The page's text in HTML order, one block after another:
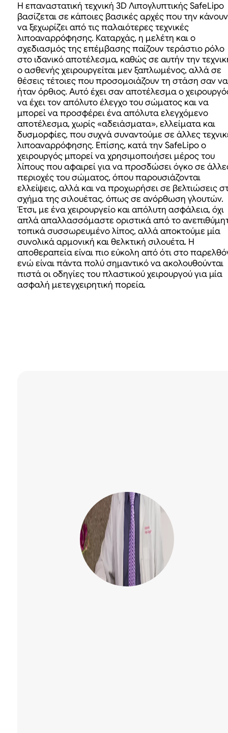
Η επαναστατική τεχνική 3D Λιπογλυπτικής SafeLipo
βασίζεται σε κάποιες βασικές αρχές που την κάνουν
να ξεχωρίζει από τις παλαιότερες τεχνικές
λιποαναρρόφησης. Καταρχάς, η μελέτη και ο
σχεδιασμός της επέμβασης παίζουν τεράστιο ρόλο
στο ιδανικό αποτέλεσμα, καθώς σε αυτήν την
ο ασθενής χειρουργείται μεν ξαπλωμένος, αλλά σε
θέσεις τέτοιες που προσομοιάζουν τη στάση σαν να
ήταν όρθιος. Αυτό έχει σαν αποτέλεσμα ο
να έχει τον απόλυτο έλεγχο του σώματος και να
μπορεί να προσφέρει ένα απόλυτα ελεγχόμενο
αποτέλεσμα, χωρίς «αδειάσματα», ελλείματα και
δυσμορφίες, που συχνά συναντούμε σε άλλες
λιποαναρρόφησης. Επίσης, κατά την SafeLipo ο
χειρουργός μπορεί να χρησιμοποιήσει μέρος του
λίπους που αφαιρεί για να προσδώσει όγκο σε
περιοχές του σώματος, όπου παρουσιάζονται
ελλείψεις, αλλά και να προχωρήσει σε βελτιώσεις
σχήμα της σιλουέτας, όπως σε ανόρθωση γλουτών.
Έτσι, με ένα χειρουργείο και απόλυτη ασφάλεια, όχι
απλά απαλλασσόμαστε οριστικά από το
τοπικά συσσωρευμένο λίπος, αλλά αποκτούμε μία
συνολικά αρμονική και θελκτική σιλουέτα. Η
αποθεραπεία είναι πιο εύκολη από ότι στο
ενώ είναι πάντα πολύ σημαντικό να ακολουθούνται
πιστά οι οδηγίες του πλαστικού χειρουργού για μία
ασφαλή μετεγχειρητική πορεία.